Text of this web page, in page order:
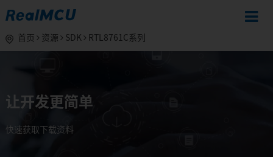
首页 资源 SDK RTL8761C系列
让开发更简单
快速获取下载资料